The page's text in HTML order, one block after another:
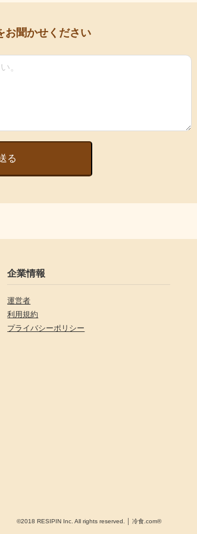
お聞かせください
る
企業情報
運営者
利用規約
プライバシーポリシー
©2018 RESIPIN Inc. All rights reserved. │ 冷食.com®